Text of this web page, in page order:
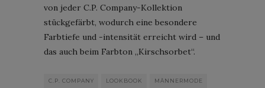
von jeder C.P. Company-Kollektion
stückgefärbt, wodurch eine besondere
Farbtiefe und -intensität erreicht wird – und
das auch beim Farbton „Kirschsorbet“.
C.P. COMPANY LOOKBOOK MÄNNERMODE